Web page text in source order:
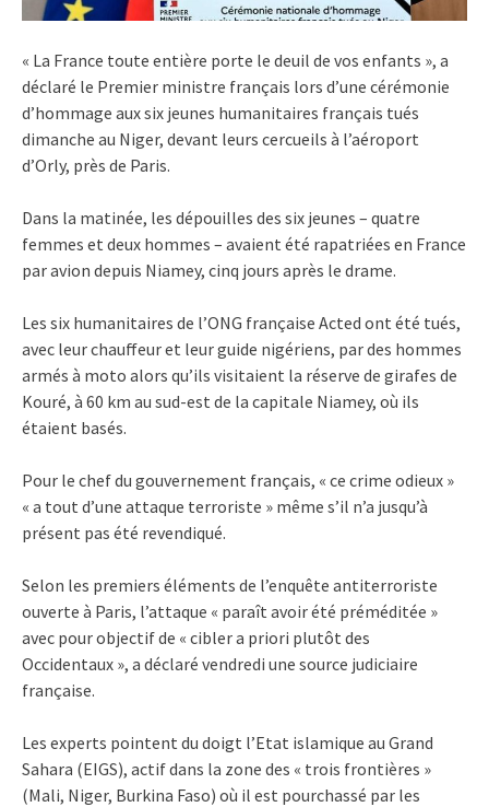
« La France toute entière porte le deuil de vos enfants », a
déclaré le Premier ministre français lors d’une cérémonie
d’hommage aux six jeunes humanitaires français tués
dimanche au Niger, devant leurs cercueils à l’aéroport
d’Orly, près de Paris.
Dans la matinée, les dépouilles des six jeunes – quatre
femmes et deux hommes – avaient été rapatriées en France
par avion depuis Niamey, cinq jours après le drame.
Les six humanitaires de l’ONG française Acted ont été tués,
avec leur chauffeur et leur guide nigériens, par des hommes
armés à moto alors qu’ils visitaient la réserve de girafes de
Kouré, à 60 km au sud-est de la capitale Niamey, où ils
étaient basés.
Pour le chef du gouvernement français, « ce crime odieux »
« a tout d’une attaque terroriste » même s’il n’a jusqu’à
présent pas été revendiqué.
Selon les premiers éléments de l’enquête antiterroriste
ouverte à Paris, l’attaque « paraît avoir été préméditée »
avec pour objectif de « cibler a priori plutôt des
Occidentaux », a déclaré vendredi une source judiciaire
française.
Les experts pointent du doigt l’Etat islamique au Grand
Sahara (EIGS), actif dans la zone des « trois frontières »
(Mali, Niger, Burkina Faso) où il est pourchassé par les